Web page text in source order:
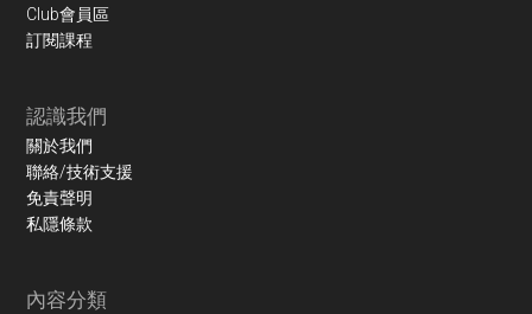
Club會員區
訂閱課程
認識我們
關於我們
聯絡/技術支援
免責聲明
私隱條款
內容分類